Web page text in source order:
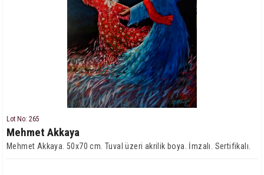
Lot No: 265
Mehmet Akkaya
Mehmet Akkaya. 50x70 cm. Tuval üzeri akrilik boya. İmzalı. Sertifikalı.